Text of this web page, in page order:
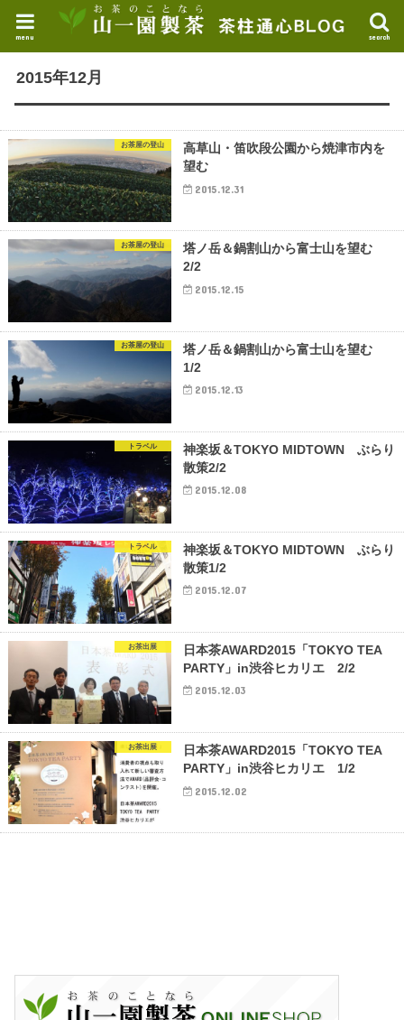
search
menu
2015年12月
お茶屋の登山
高草山・笛吹段公園から焼津市内を
望む
2015.12.31
お茶屋の登山
塔ノ岳＆鍋割山から富士山を望む
2/2
2015.12.15
お茶屋の登山
塔ノ岳＆鍋割山から富士山を望む
1/2
2015.12.13
トラベル
神楽坂＆TOKYO MIDTOWN ぶらり
散策2/2
2015.12.08
トラベル
神楽坂＆TOKYO MIDTOWN ぶらり
散策1/2
2015.12.07
お茶出展
日本茶AWARD2015「TOKYO TEA
PARTY」in渋谷ヒカリエ 2/2
2015.12.03
お茶出展
日本茶AWARD2015「TOKYO TEA
PARTY」in渋谷ヒカリエ 1/2
2015.12.02